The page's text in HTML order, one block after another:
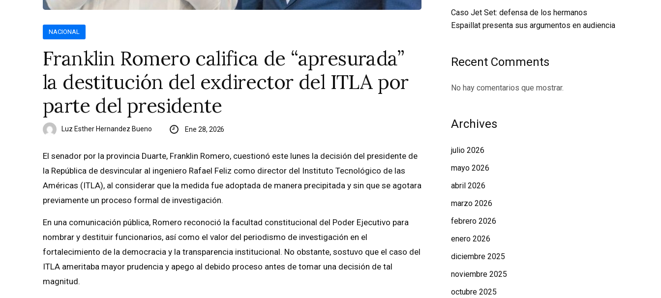
NACIONAL
Franklin Romero califica de “apresurada”
la destitución del exdirector del ITLA por
parte del presidente
Luz Esther Hernandez Bueno Ene 28, 2026
El senador por la provincia Duarte, Franklin Romero, cuestionó este lunes la decisión del presidente de
la República de desvincular al ingeniero Rafael Feliz como director del Instituto Tecnológico de las
Américas (ITLA), al considerar que la medida fue adoptada de manera precipitada y sin que se agotara
previamente un proceso formal de investigación.
En una comunicación pública, Romero reconoció la facultad constitucional del Poder Ejecutivo para
nombrar y destituir funcionarios, así como el valor del periodismo de investigación en el
fortalecimiento de la democracia y la transparencia institucional. No obstante, sostuvo que el caso del
ITLA ameritaba mayor prudencia y apego al debido proceso antes de tomar una decisión de tal
magnitud.
Caso Jet Set: defensa de los hermanos
Espaillat presenta sus argumentos en audiencia
Recent Comments
No hay comentarios que mostrar.
Archives
julio 2026
mayo 2026
abril 2026
marzo 2026
febrero 2026
enero 2026
diciembre 2025
noviembre 2025
octubre 2025